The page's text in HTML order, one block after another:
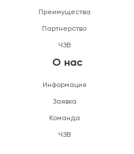
Преимущества
Партнерство
ЧЗВ
О нас
Информация
Заявка
Команда
ЧЗВ